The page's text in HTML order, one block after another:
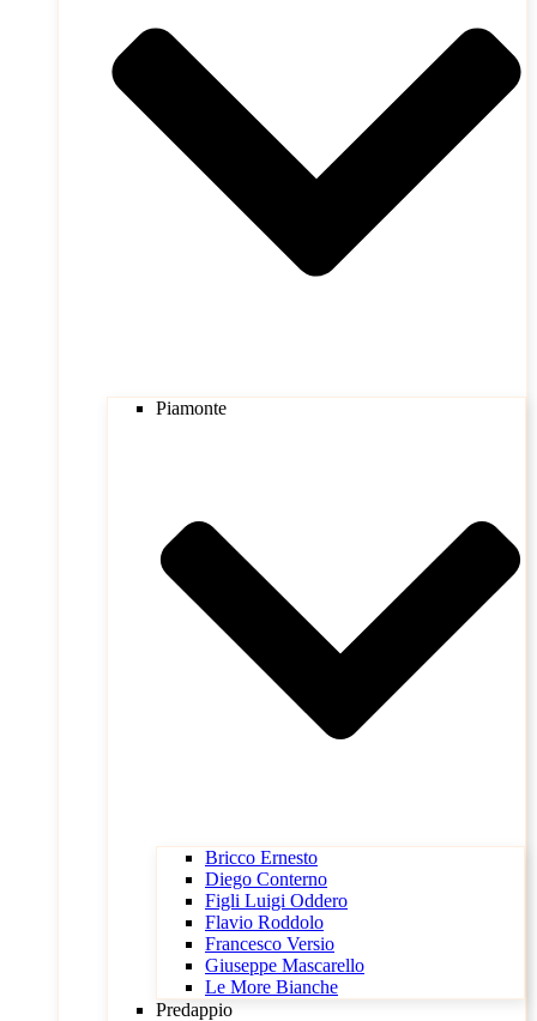
Piamonte
Bricco Ernesto
Diego Conterno
Figli Luigi Oddero
Flavio Roddolo
Francesco Versio
Giuseppe Mascarello
Le More Bianche
Predappio